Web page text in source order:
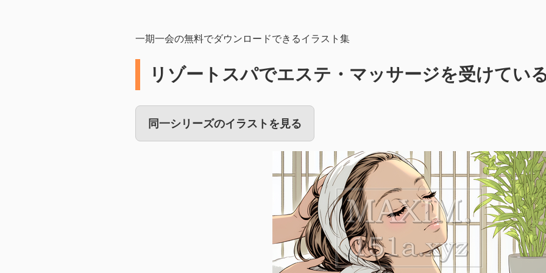
一期一会の無料でダウンロードできるイラスト集
リゾートスパでエステ・マッサージを受けてい
同一シリーズのイラストを見る